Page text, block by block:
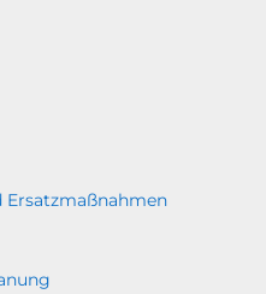
Ersatzmaßnahmen